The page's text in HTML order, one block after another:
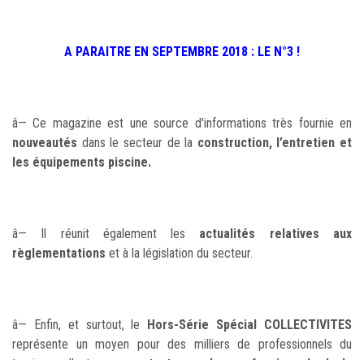
A PARAITRE EN SEPTEMBRE 2018 : LE N°3 !
â— Ce magazine est une source d'informations très fournie en
nouveautés dans le secteur de la construction, l’entretien et
les équipements piscine.
â— Il réunit également les actualités relatives aux
règlementations et à la législation du secteur.
â— Enfin, et surtout, le Hors-Série Spécial COLLECTIVITES
représente un moyen pour des milliers de professionnels du